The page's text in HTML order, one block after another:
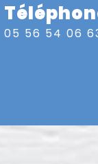
05 56 54 06